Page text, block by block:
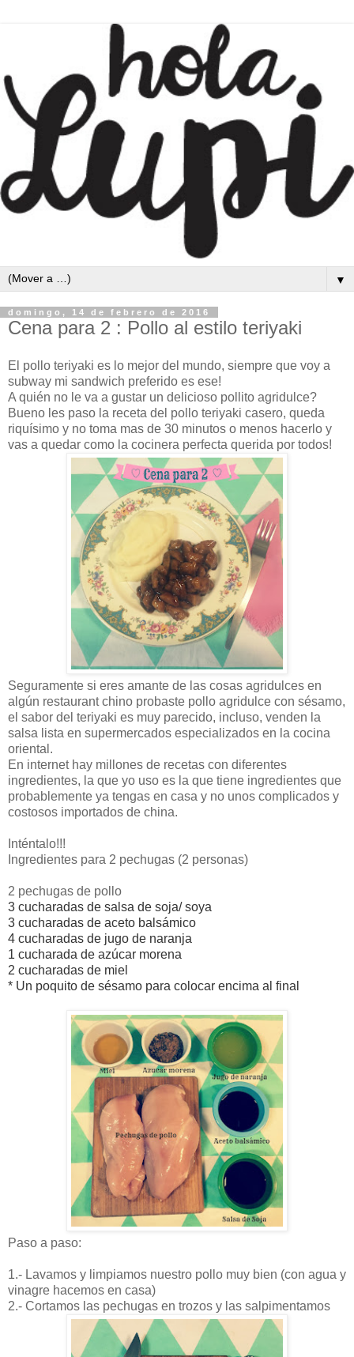
▼
domingo, 14 de febrero de 2016
Cena para 2 : Pollo al estilo teriyaki
El pollo teriyaki es lo mejor del mundo, siempre que voy a
subway mi sandwich preferido es ese!
A quién no le va a gustar un delicioso pollito agridulce?
Bueno les paso la receta del pollo teriyaki casero, queda
riquísimo y no toma mas de 30 minutos o menos hacerlo y
vas a quedar como la cocinera perfecta querida por todos!
Seguramente si eres amante de las cosas agridulces en
algún restaurant chino probaste pollo agridulce con sésamo,
el sabor del teriyaki es muy parecido, incluso, venden la
salsa lista en supermercados especializados en la cocina
oriental.
En internet hay millones de recetas con diferentes
ingredientes, la que yo uso es la que tiene ingredientes que
probablemente ya tengas en casa y no unos complicados y
costosos importados de china.
Inténtalo!!!
Ingredientes para 2 pechugas (2 personas)
2 pechugas de pollo
3 cucharadas de salsa de soja/ soya
3 cucharadas de aceto balsámico
4 cucharadas de jugo de naranja
1 cucharada de azúcar morena
2 cucharadas de miel
* Un poquito de sésamo para colocar encima al final
Paso a paso:
1.- Lavamos y limpiamos nuestro pollo muy bien (con agua y
vinagre hacemos en casa)
2.- Cortamos las pechugas en trozos y las salpimentamos